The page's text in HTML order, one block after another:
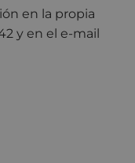
en la propia
y en el e-mail